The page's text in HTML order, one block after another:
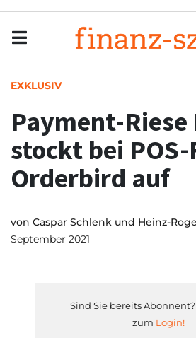
EXKLUSIV
Payment-Riese
stockt bei
Orderbird auf
von Caspar Schlenk und Heinz-
September 2021
Sind Sie bereits
zum Login!